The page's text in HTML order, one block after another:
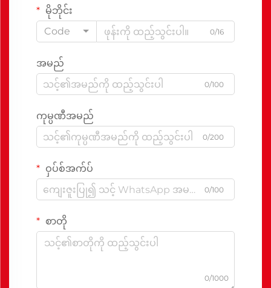
မိုဘိုင်း
Code
0/16
အမည်
0/100
ကုမ္ပဏီအမည်
0/200
ဝှပ်စ်အက်ပ်
0/100
စာတို
0/1000